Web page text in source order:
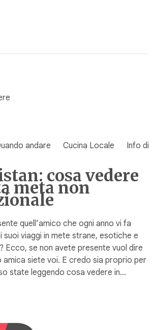
andare Cucina Locale Info di
cosa vedere
meta non
quell’amico che ogni anno vi fa
viaggi in mete strane, esotiche e
Ecco, se non avete presente vuol dire
amica siete voi. E credo sia proprio per
state leggendo cosa vedere in…